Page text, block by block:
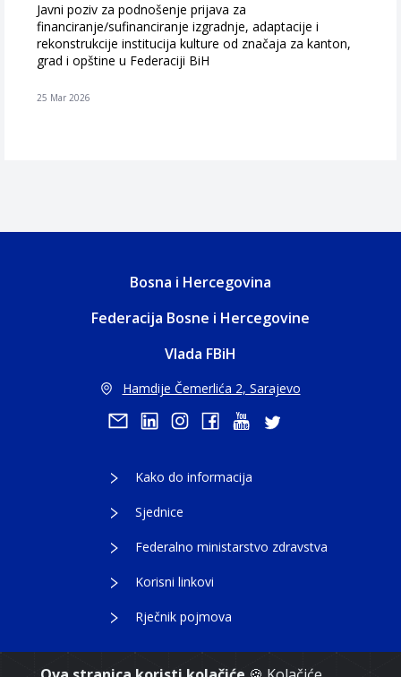
Javni poziv za podnošenje prijava za
financiranje/sufinanciranje izgradnje, adaptacije i
rekonstrukcije institucija kulture od značaja za kanton,
grad i opštine u Federaciji BiH
25 Mar 2026
Bosna i Hercegovina
Federacija Bosne i Hercegovine
Vlada FBiH
Hamdije Čemerlića 2, Sarajevo
Kako do informacija
Sjednice
Federalno ministarstvo zdravstva
Korisni linkovi
Rječnik pojmova